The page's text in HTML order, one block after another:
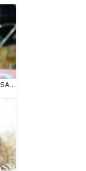
MUHTEŞEM YÜZ HATINA SAHİP SİLVER SCOTTİSH FOLD